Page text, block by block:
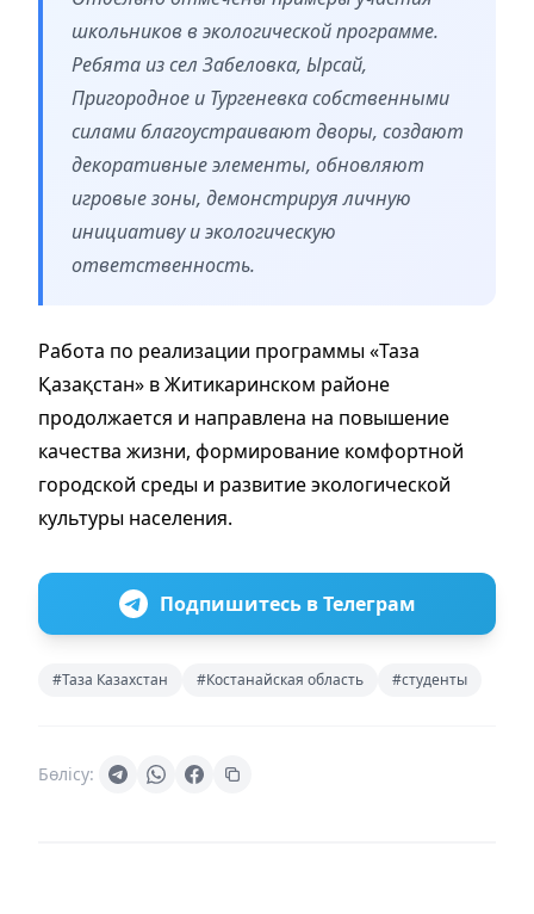
школьников в экологической программе.
Ребята из сел Забеловка, Ырсай,
Пригородное и Тургеневка собственными
силами благоустраивают дворы, создают
декоративные элементы, обновляют
игровые зоны, демонстрируя личную
инициативу и экологическую
ответственность.
Работа по реализации программы «Таза
Қазақстан» в Житикаринском районе
продолжается и направлена на повышение
качества жизни, формирование комфортной
городской среды и развитие экологической
культуры населения.
Подпишитесь в Телеграм
#Таза Казахстан #Костанайская область #студенты
Бөлісу: